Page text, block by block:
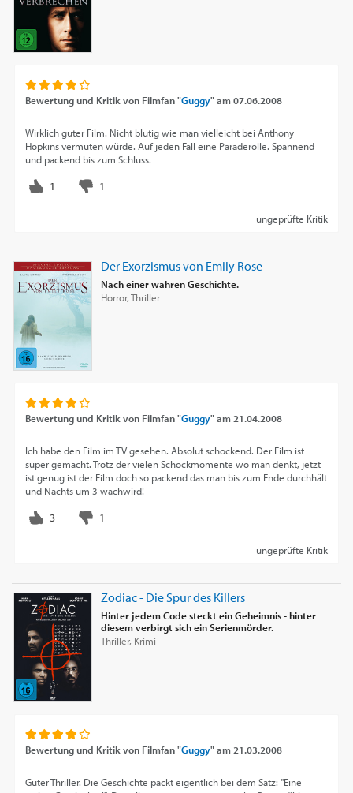
Bewertung und Kritik von Filmfan "Guggy"am07.06.2008
Wirklich guter Film. Nicht blutig wie man vielleicht bei Anthony
Hopkins vermuten würde. Auf jeden Fall eine Paraderolle. Spannend
und packend bis zum Schluss.
ungeprüfte Kritik
Der Exorzismus von Emily Rose
Nach einer wahren Geschichte.
Horror, Thriller
Bewertung und Kritik von Filmfan "Guggy"am 21.04.2008
Ich habe den Film im TV gesehen. Absolut schockend. Der Film ist
super gemacht. Trotz der vielen Schockmomente wo man denkt, jetzt
ist genug ist der Film doch so packend das man bis zum Ende durchhält
und Nachts um 3 wachwird!
ungeprüfte Kritik
Zodiac - Die Spur des Killers
Hinter jedem Code steckt ein Geheimnis - hinter
diesem verbirgt sich ein Serienmörder.
Thriller, Krimi
Bewertung und Kritik von Filmfan "Guggy"am 21.03.2008
Guter Thriller. Die Geschichte packt eigentlich bei dem Satz: "Eine